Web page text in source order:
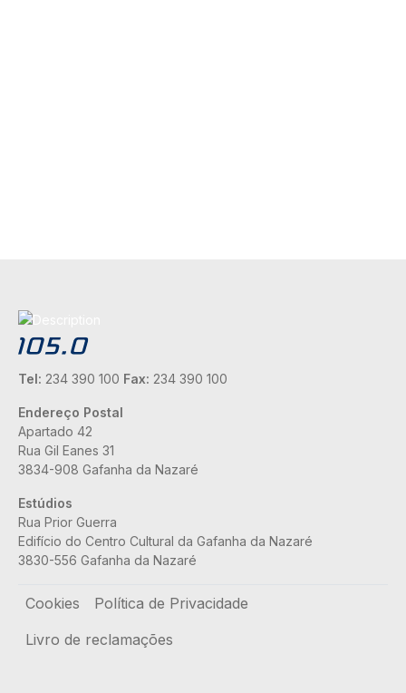
Tel: 234 390 100 Fax: 234 390 100
Endereço Postal
Apartado 42
Rua Gil Eanes 31
3834-908 Gafanha da Nazaré
Estúdios
Rua Prior Guerra
Edifício do Centro Cultural da Gafanha da Nazaré
3830-556 Gafanha da Nazaré
Rodapé
Cookies
Política de Privacidade
Livro de reclamações